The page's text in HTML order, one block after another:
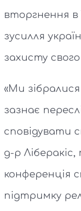
вторгнення в
зусилля
захисту
«Ми
зазнає
сповідувати
д-р
конференція
підтримку